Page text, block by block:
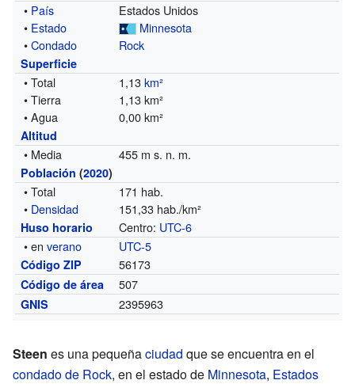
• País
Estados Unidos
• Estado
Minnesota
•Condado Rock
Superficie
• Total 1,13km²
• Tierra
1,13 km²
• Agua
0,00 km²
Altitud
• Media 455 m s. n. m.
Población (2020)
• Total
171 hab.
• Densidad 151,33 hab./km²
Huso horario Centro: UTC-6
• enverano UTC-5
Código ZIP 56173
Código de área 507
GNIS 2395963
Steen es una pequeñaciudad que se encuentra en el
condado de Rock, en el estado de Minnesota, Estados